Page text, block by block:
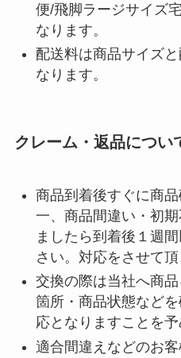
便/飛脚ラージサイズ
なります。
配送料は商品サイズ
なります。
クレーム・返品につい
商品到着後すぐに商
一、商品間違い・初
ましたら到着後１週
さい。対応をさせて頂
交換の際は当社へ商
箇所・商品状態など
応となりますことを予
適合間違えなどのお